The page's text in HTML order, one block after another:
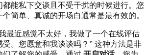
能私下交谈且不受干扰的时候进行。您
简单、真诚的开场白通常是最有效的。
最近感觉不太好，我做了一个在线评估
。您愿意和我谈谈吗？” 这种方法是非